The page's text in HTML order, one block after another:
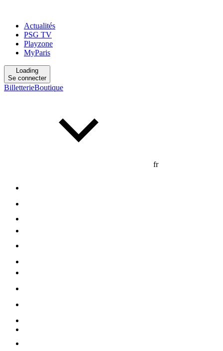
Actualités
PSG TV
Playzone
MyParis
Loading
Se connecter
BilletterieBoutique
fr